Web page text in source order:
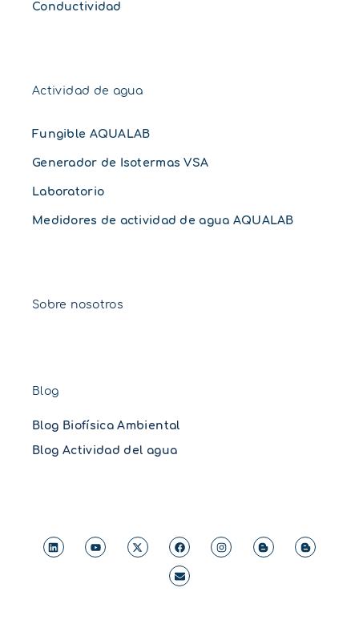
Conductividad
Actividad de agua
Fungible AQUALAB
Generador de Isotermas VSA
Laboratorio
Medidores de actividad de agua AQUALAB
Sobre nosotros
Blog
Blog Biofísica Ambiental
Blog Actividad del agua